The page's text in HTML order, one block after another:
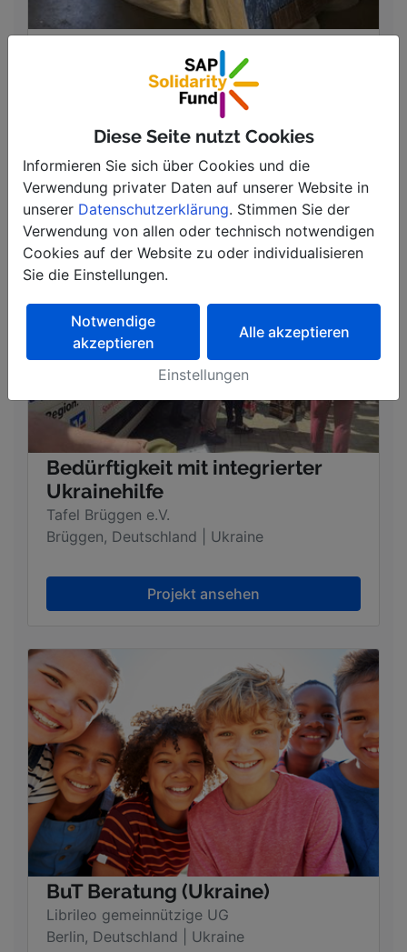
Diese Seite nutzt Cookies
Informieren Sie sich über Cookies und die
Verwendung privater Daten auf unserer Website in
unserer Datenschutzerklärung. Stimmen Sie der
Verwendung von allen oder technisch notwendigen
Cookies auf der Website zu oder individualisieren
Sie die Einstellungen.
Notwendige
akzeptieren
Alle akzeptieren
Einstellungen
Ausstattung für Geflüchtete in
und um Hamburg
DER HAFEN HILFT! e.V.
Hamburg, Deutschland | Ukraine
Projekt ansehen
Bedürftigkeit mit integrierter
Ukrainehilfe
Tafel Brüggen e.V.
Brüggen, Deutschland | Ukraine
Projekt ansehen
BuT Beratung (Ukraine)
Librileo gemeinnützige UG
Berlin, Deutschland | Ukraine